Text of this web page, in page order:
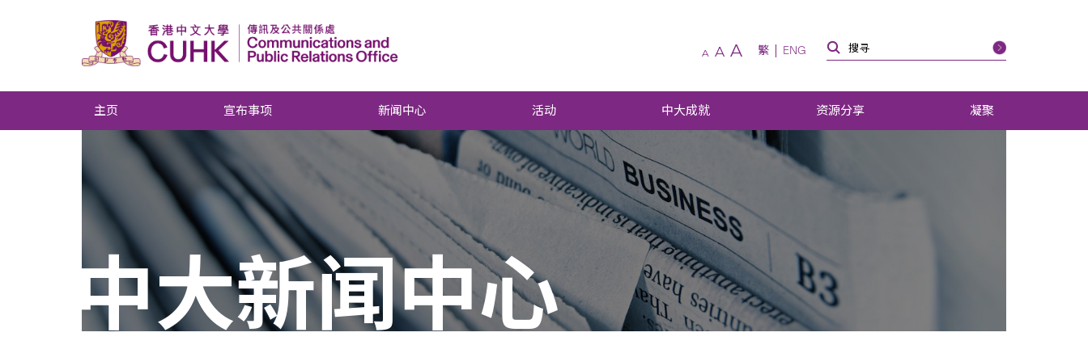
A A A 繁 ENG
主页 宣布事项 新闻中心 活动 中大成就 资源分享 凝聚
中大新闻中心